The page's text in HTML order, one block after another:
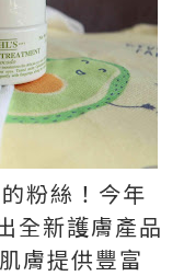
粉絲！今年
全新護膚產品
膚提供豐富